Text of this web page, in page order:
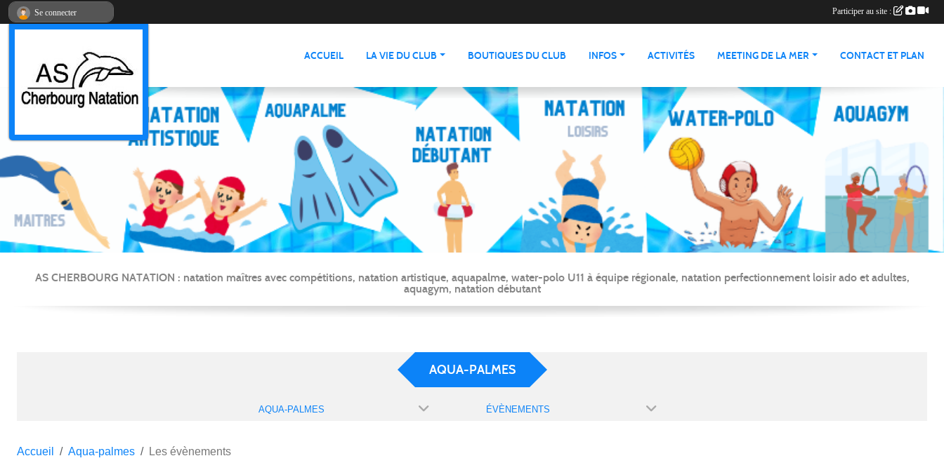
ACCUEIL LA VIE DU CLUB BOUTIQUES DU CLUB INFOS ACTIVITÉS MEETING DE LA MER CONTACT ET PLAN
AS CHERBOURG NATATION : natation maîtres avec compétitions, natation artistique, aquapalme, water-polo U11 à équipe régionale, natation perfectionnement loisir ado et adultes,
aquagym, natation débutant
AQUA-PALMES
AQUA-PALMES ÉVÈNEMENTS
Accueil Aqua-palmes Les évènements
Se connecter Participer au site :
Panneau de gestion des cookies